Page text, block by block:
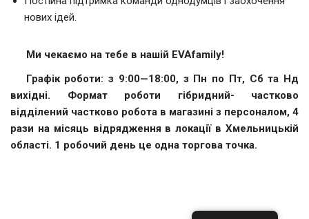
нових ідей.
Ми чекаємо на тебе в нашій EVAfamily!
Графік роботи: з 9:00—18:00, з Пн по Пт, Сб та Нд
вихідні. Формат роботи гібридний- частково
відділений частково робота в магазині з персоналом, 4
рази на місяць відрядження в локації в Хмельницькій
області. 1 робочий день це одна торгова точка.